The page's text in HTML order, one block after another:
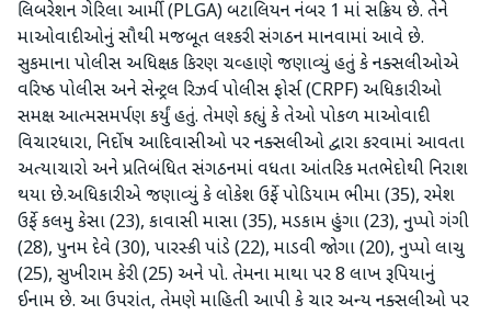
લિબરેશન ગેરિલા આર્મી (PLGA) બટાલિયન નંબર 1 માં સક્રિય છે. તેને
માઓવાદીઓનું સૌથી મજબૂત લશ્કરી સંગઠન માનવામાં આવે છે.
સુકમાના પોલીસ અધિક્ષક કિરણ ચવ્હાણે જણાવ્યું હતું કે નક્સલીઓએ
વરિષ્ઠ પોલીસ અને સેન્ટ્રલ રિઝર્વ પોલીસ ફોર્સ (CRPF) અધિકારીઓ
સમક્ષ આત્મસમર્પણ કર્યું હતું. તેમણે કહ્યું કે તેઓ પોકળ માઓવાદી
વિચારધારા, નિર્દોષ આદિવાસીઓ પર નક્સલીઓ દ્વારા કરવામાં આવતા
અત્યાચારો અને પ્રતિબંધિત સંગઠનમાં વધતા આંતરિક મતભેદોથી નિરાશ
થયા છે.અધિકારીએ જણાવ્યું કે લોકેશ ઉર્ફે પોડિયામ ભીમા (35), રમેશ
ઉર્ફે કલમુ કેસા (23), કાવાસી માસા (35), મડકામ હુંગા (23), નુપ્પો ગંગી
(28), પુનમ દેવે (30), પારસ્કી પાંડે (22), માડવી જોગા (20), નુપ્પો લાચુ
(25), સુખીરામ કેરી (25) અને પો. તેમના માથા પર 8 લાખ રૂપિયાનું
ઈનામ છે. આ ઉપરાંત, તેમણે માહિતી આપી કે ચાર અન્ય નક્સલીઓ પર